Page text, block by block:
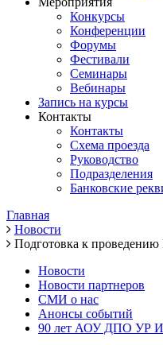
Конкурсы
Конференции
Форумы
Фестивали
Семинары
Вебинары
Запись на курсы
Контакты
Контакты
Схема проезда
Руководство
Подразделения
Банковские
Главная
Новости
Подготовка к
Новости
Новости партнеров
СМИ о нас
Анонсы событий
90 лет АОУ ДПО УР